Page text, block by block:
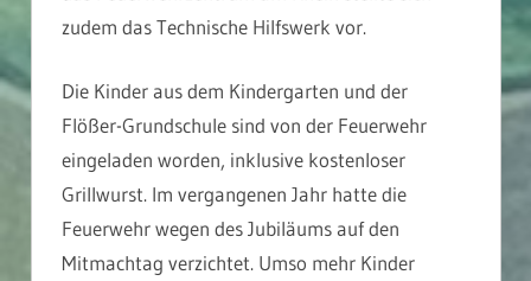
zudem das Technische Hilfswerk vor.
Die Kinder aus dem Kindergarten und der
Flößer-Grundschule sind von der Feuerwehr
eingeladen worden, inklusive kostenloser
Grillwurst. Im vergangenen Jahr hatte die
Feuerwehr wegen des Jubiläums auf den
Mitmachtag verzichtet. Umso mehr Kinder